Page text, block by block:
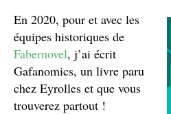
En 2020, pour et avec les
équipes historiques de
Fabernovel, j’ai écrit
Gafanomics, un livre paru
chez Eyrolles et que vous
trouverez partout !